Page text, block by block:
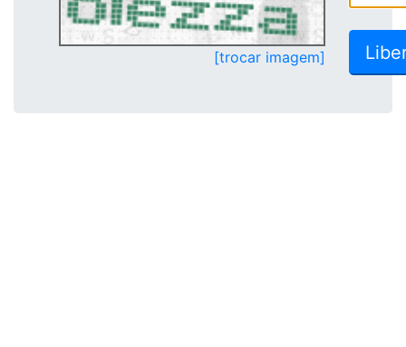
[trocar imagem]